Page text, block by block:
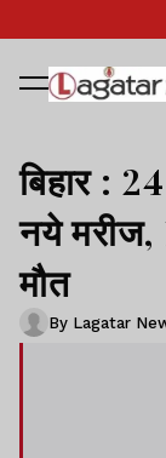
बिहार :
नये
मौत
By Lagatar